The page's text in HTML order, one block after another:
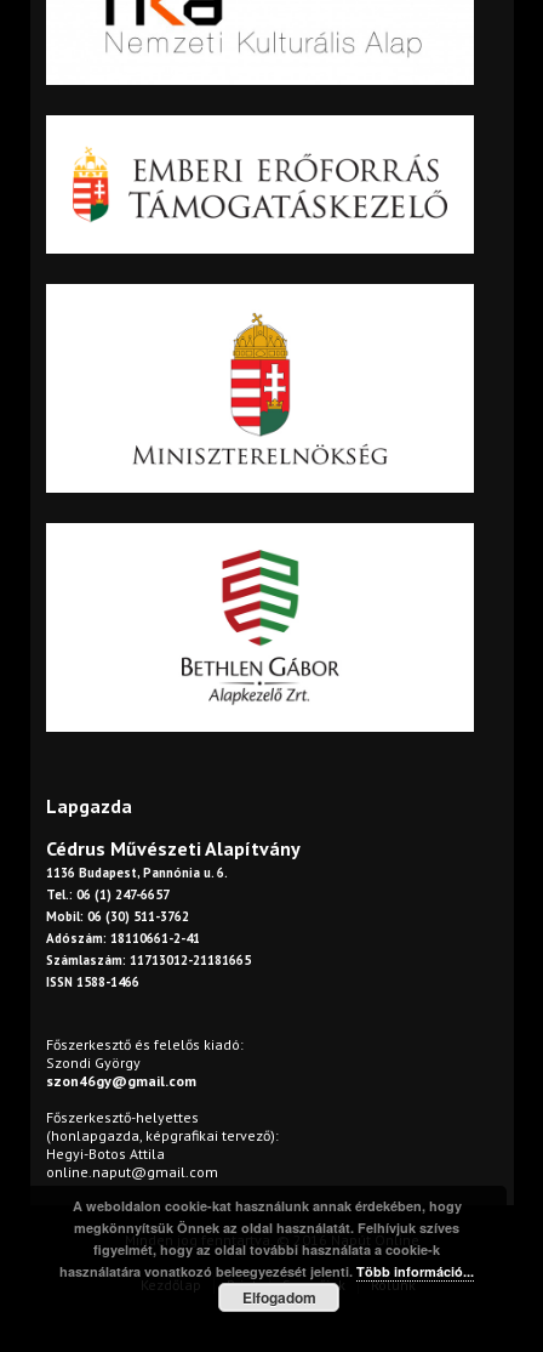
Lapgazda
Cédrus Művészeti Alapítvány
1136 Budapest, Pannónia u. 6.
Tel.: 06 (1) 247-6657
Mobil: 06 (30) 511-3762
Adószám: 18110661-2-41
Számlaszám: 11713012-21181665
ISSN 1588-1466
Főszerkesztő és felelős kiadó:
Szondi György
szon46gy@gmail.com
Főszerkesztő-helyettes
(honlapgazda, képgrafikai tervező):
Hegyi-Botos Attila
online.naput@gmail.com
Minden jog fenntartva. © 2016 Napút Online
Kezdőlap Print Szerzőink Rólunk
A weboldalon cookie-kat használunk annak érdekében, hogy
megkönnyítsük Önnek az oldal használatát. Felhívjuk szíves
figyelmét, hogy az oldal további használata a cookie-k
használatára vonatkozó beleegyezését jelenti.Több információ...
Elfogadom